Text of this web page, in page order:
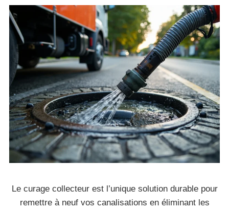
Le curage collecteur est l’unique solution durable pour
remettre à neuf vos canalisations en éliminant les